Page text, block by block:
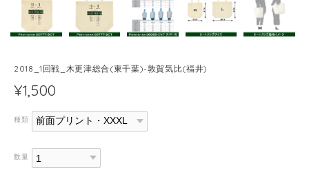
2018_1回戦_木更津総合(東千葉)-敦賀気比(福井)
¥1,500
種類
数量